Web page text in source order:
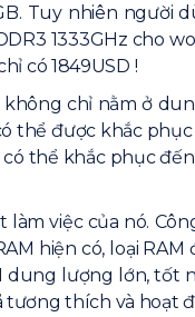
Tuy nhiên người
1333GHz cho
có 1849USD !
chỉ nằm ở
thể được khắc
thể khắc phục
việc của nó.
hiện có, loại RAM
dung lượng lớn, tốt
tương thích và hoạt